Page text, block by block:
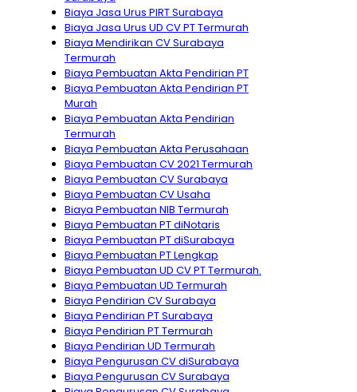
Biaya Jasa Urus PIRT Surabaya
Biaya Jasa Urus UD CV PT Termurah
Biaya Mendirikan CV Surabaya
Termurah
Biaya Pembuatan Akta Pendirian PT
Biaya Pembuatan Akta Pendirian PT
Murah
Biaya Pembuatan Akta Pendirian
Termurah
Biaya Pembuatan Akta Perusahaan
Biaya Pembuatan CV 2021 Termurah
Biaya Pembuatan CV Surabaya
Biaya Pembuatan CV Usaha
Biaya Pembuatan NIB Termurah
Biaya Pembuatan PT diNotaris
Biaya Pembuatan PT diSurabaya
Biaya Pembuatan PT Lengkap
Biaya Pembuatan UD CV PT Termurah.
Biaya Pembuatan UD Termurah
Biaya Pendirian CV Surabaya
Biaya Pendirian PT Surabaya
Biaya Pendirian PT Termurah
Biaya Pendirian UD Termurah
Biaya Pengurusan CV diSurabaya
Biaya Pengurusan CV Surabaya